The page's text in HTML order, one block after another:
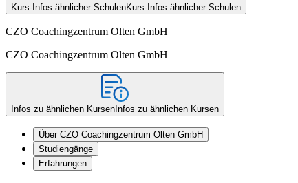
Kurs-Infos ähnlicher SchulenKurs-Infos ähnlicher Schulen
CZO Coachingzentrum Olten GmbH
CZO Coachingzentrum Olten GmbH
Infos zu ähnlichen Kursen Infos zu ähnlichen Kursen
Über CZO Coachingzentrum Olten GmbH
Studiengänge
Erfahrungen